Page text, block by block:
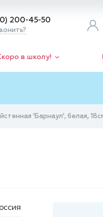
200-45-50
в школу!
'Барнаул', белая,